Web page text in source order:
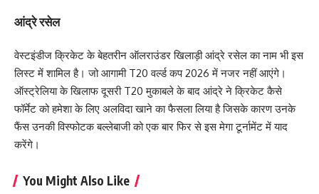
आंद्रे रसेल
वेस्टइंडीज क्रिकेट के बेहतरीन ऑलराउंडर खिलाड़ी आंद्रे रसेल का नाम भी इस
लिस्ट में शामिल है। जो आगामी T20 वर्ल्ड कप 2026 में नजर नहीं आएंगे।
ऑस्ट्रेलिया के खिलाफ दूसरी T20 मुकाबले के बाद आंद्रे ने क्रिकेट कैसे
फॉर्मेट को हमेशा के लिए अलविदा खाने का फैसला लिया है जिसके कारण उनके
फैंस उनकी विस्फोटक बल्लेबाजी को एक बार फिर से इस मेगा टूर्नामेंट में याद
करेंगे।
You Might Also Like